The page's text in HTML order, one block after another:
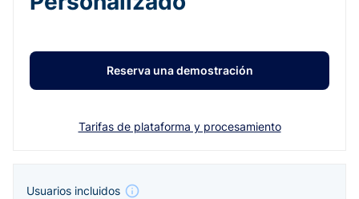
Reserva una demostración
Tarifas de plataforma y procesamiento
Usuarios incluidos